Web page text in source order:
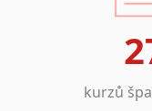
kurzů